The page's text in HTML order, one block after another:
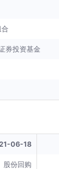
券投资基金
06-18
股份回购